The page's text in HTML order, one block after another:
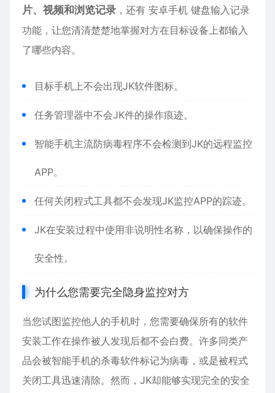
片、视频和浏览记录 ，还有 安卓手机 键盘输入记录
功能，让您清清楚楚地掌握对方在目标设备上都输入
了哪些内容。
目标手机上不会出现JK软件图标。
任务管理器中不会JK件的操作痕迹。
智能手机主流防病毒程序不会检测到JK的远程监控
APP。
任何关闭程式工具都不会发现JK监控APP的踪迹。
JK在安装过程中使用非说明性名称，以确保操作的
安全性。
为什么您需要完全隐身监控对方
当您试图监控他人的手机时，您需要确保所有的软件
安装工作在操作被人发现后都不会白费。许多同类产
品会被智能手机的杀毒软件标记为病毒，或是被程式
关闭工具迅速清除。然而，JK却能够实现完全的安全